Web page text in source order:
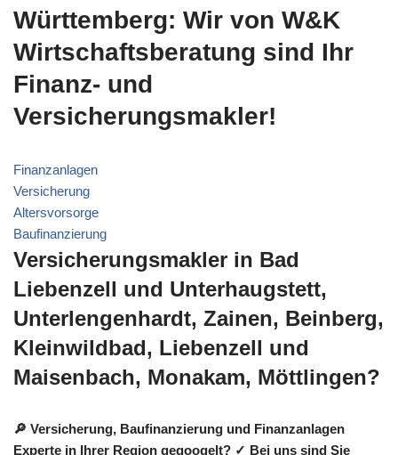
Württemberg: Wir von W&K
Wirtschaftsberatung sind Ihr
Finanz- und
Versicherungsmakler!
Finanzanlagen
Versicherung
Altersvorsorge
Baufinanzierung
Versicherungsmakler in Bad
Liebenzell und Unterhaugstett,
Unterlengenhardt, Zainen, Beinberg,
Kleinwildbad, Liebenzell und
Maisenbach, Monakam, Möttlingen?
🔎 Versicherung, Baufinanzierung und Finanzanlagen
Experte in Ihrer Region gegoogelt? ✓ Bei uns sind Sie